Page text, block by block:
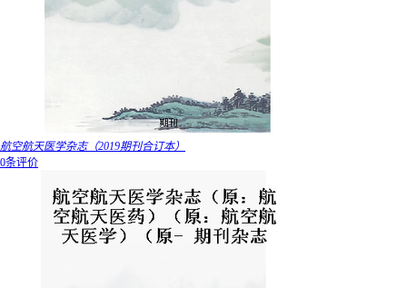
航空航天医学杂志（2019期刊合订本）
0条评价